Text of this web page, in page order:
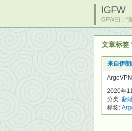
IGFW
GFW曰：“
文章标签
来自伊
2020年
分类: 翻
标签: